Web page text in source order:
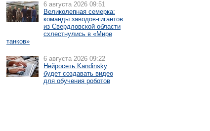
6 августа 2026 09:51
Великолепная семерка:
команды заводов-гигантов
из Свердловской области
схлестнулись в «Мире
танков»
6 августа 2026 09:22
Нейросеть Kandinsky
будет создавать видео
для обучения роботов